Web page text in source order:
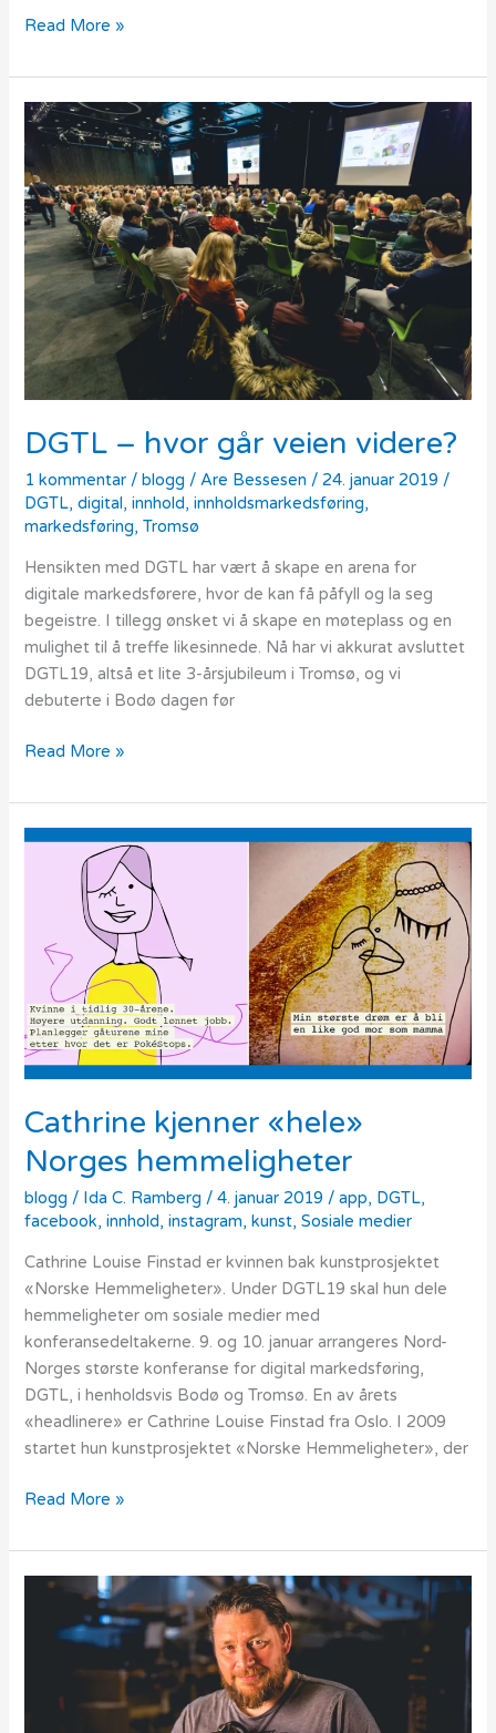
Read More »
DGTL – hvor går veien videre?
1 kommentar /blogg /Are Bessesen /24. januar 2019 /
DGTL,digital,innhold,innholdsmarkedsføring,
markedsføring,Tromsø
Hensikten med DGTL har vært å skape en arena for
digitale markedsførere, hvor de kan få påfyll og la seg
begeistre. I tillegg ønsket vi å skape en møteplass og en
mulighet til å treffe likesinnede. Nå har vi akkurat avsluttet
DGTL19, altså et lite 3-årsjubileum i Tromsø, og vi
debuterte i Bodø dagen før
DGTL
–
hvor
går
veien
videre?
Read More »
Cathrine kjenner «hele»
Norges hemmeligheter
blogg / Ida C. Ramberg /4. januar 2019 /app, DGTL,
facebook,innhold,instagram,kunst,Sosiale medier
Cathrine Louise Finstad er kvinnen bak kunstprosjektet
«Norske Hemmeligheter». Under DGTL19 skal hun dele
hemmeligheter om sosiale medier med
konferansedeltakerne. 9. og 10. januar arrangeres Nord-
Norges største konferanse for digital markedsføring,
DGTL, i henholdsvis Bodø og Tromsø. En av årets
«headlinere» er Cathrine Louise Finstad fra Oslo. I 2009
startet hun kunstprosjektet «Norske Hemmeligheter», der
Cathrine
hemmeligheter
Read More »